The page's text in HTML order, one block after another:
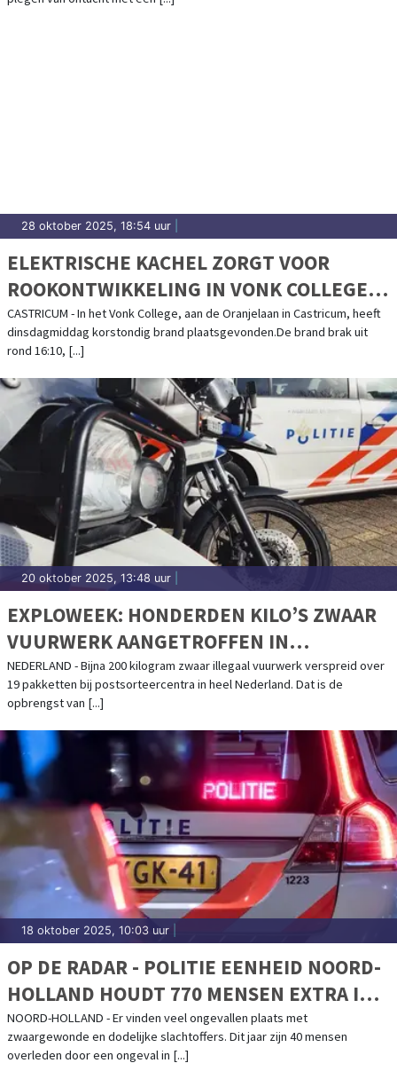
28 oktober 2025, 18:54 uur
ELEKTRISCHE KACHEL ZORGT VOOR
ROOKONTWIKKELING IN VONK COLLEGE
CASTRICUM
CASTRICUM - In het Vonk College, aan de Oranjelaan in Castricum, heeft
dinsdagmiddag korstondig brand plaatsgevonden.De brand brak uit
rond 16:10, [...]
20 oktober 2025, 13:48 uur
EXPLOWEEK: HONDERDEN KILO’S ZWAAR
VUURWERK AANGETROFFEN IN
POSTPAKKETTEN
NEDERLAND - Bijna 200 kilogram zwaar illegaal vuurwerk verspreid over
19 pakketten bij postsorteercentra in heel Nederland. Dat is de
opbrengst van [...]
18 oktober 2025, 10:03 uur
OP DE RADAR - POLITIE EENHEID NOORD-
HOLLAND HOUDT 770 MENSEN EXTRA IN
DE GATEN IN HET VERKEER
NOORD-HOLLAND - Er vinden veel ongevallen plaats met
zwaargewonde en dodelijke slachtoffers. Dit jaar zijn 40 mensen
overleden door een ongeval in [...]